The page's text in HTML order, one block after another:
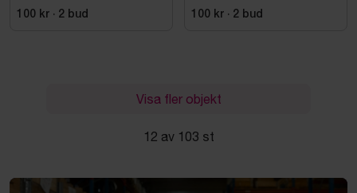
100 kr · 2 bud
100 kr · 2 bud
Visa fler objekt
12 av 103 st